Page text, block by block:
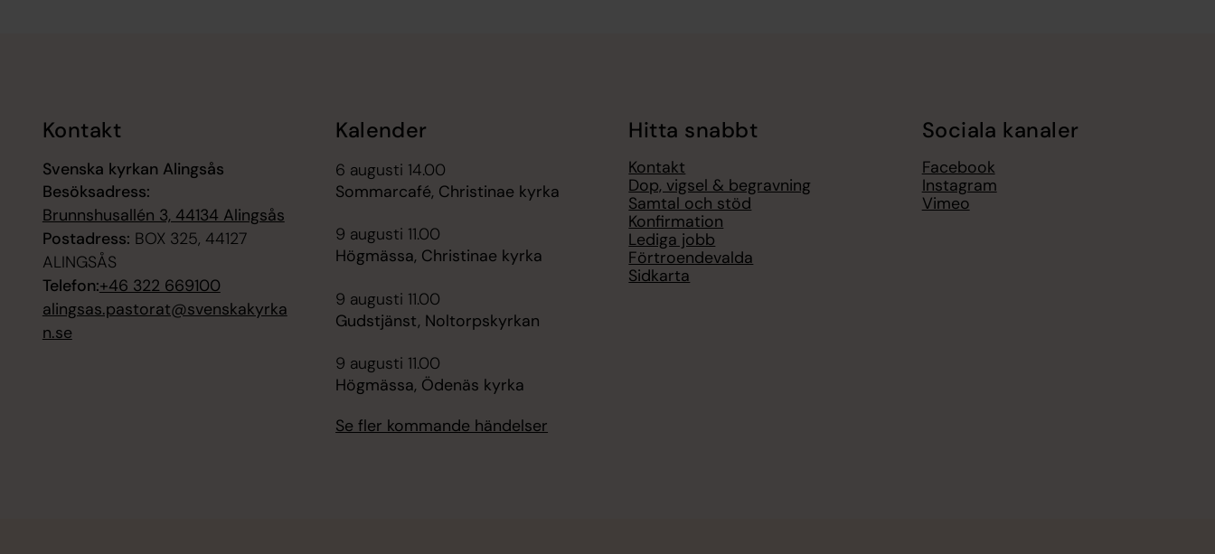
Kontakt
Svenska kyrkan Alingsås
Besöksadress:
Brunnshusallén 3, 44134 Alingsås
Postadress: BOX 325, 44127
ALINGSÅS
Telefon:+46 322 669100
alingsas.pastorat@svenskakyrka
n.se
Kalender
6 augusti 14.00
Sommarcafé, Christinae kyrka
9 augusti 11.00
Högmässa, Christinae kyrka
9 augusti 11.00
Gudstjänst, Noltorpskyrkan
9 augusti 11.00
Högmässa, Ödenäs kyrka
Se fler kommande händelser
Hitta snabbt
Kontakt
Dop, vigsel & begravning
Samtal och stöd
Konfirmation
Lediga jobb
Förtroendevalda
Sidkarta
Sociala kanaler
Facebook
Instagram
Vimeo